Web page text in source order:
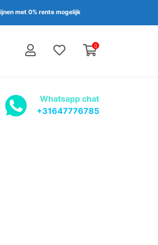
met 0% rente mogelijk
0
Whatsapp chat
+31647776785